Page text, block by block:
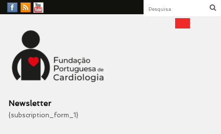
Facebook
RSS
YouTube
Fundação Portuguesa
Cardiologia
Newsletter
{subscription_form_1}